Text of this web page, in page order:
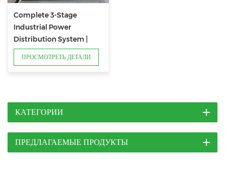
Complete 3-Stage
Industrial Power
Distribution System |
Factory Power Solution
ПРОСМОТРЕТЬ ДЕТАЛИ
КАТЕГОРИИ
ПРЕДЛАГАЕМЫЕ ПРОДУКТЫ